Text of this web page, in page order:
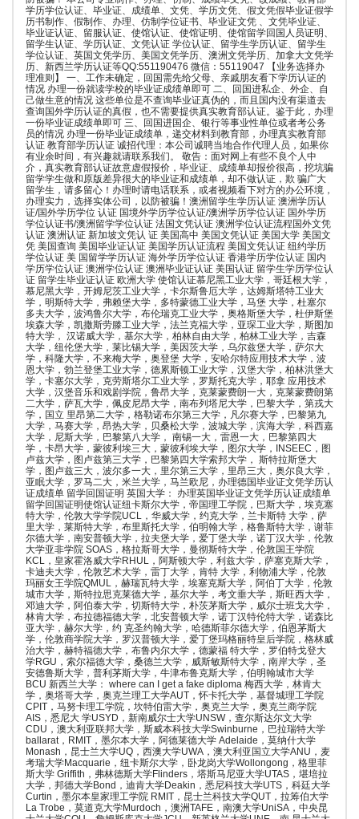
学历学位认证、毕业证、成绩单、文凭、学历文凭、假文凭假毕业证假学
历书制作、假制作、办理、仿制学位证书、毕业证文凭 、文凭毕业证、
毕业证认证、留服认证、使馆认证、使馆证明、使馆留学回国人员证明、
留学生认证、学历认证、文凭认证 学位认证、留学生学历认证、留学生
学位认证、英国文凭学历、美国文凭学历、澳洲文凭学历、加拿大文凭学
历、新西兰学历认证等QQ:551190476 微信：55119047 【业务选择办
理准则】 一、工作未确定，回国需先给父母、亲戚朋友看下学历认证的
情况 办理一份就读学校的毕业证成绩单即可 二、回国进私企、外企、自
己做生意的情况 这些单位是不查询毕业证真伪的，而且国内没有渠道去
查询国外学历认证的真假，也不需要提供真实教育部认证。鉴于此，办理
一份毕业证成绩单即可 三、回国进国企、银行等事业性单位或者考公务
员的情况 办理一份毕业证成绩单，递交材料到教育部，办理真实教育部
认证 教育部学历认证 诚招代理：本公司诚聘当地合作代理人员，如果你
有业余时间，有兴趣就请联系我们。 敬告：面对网上有些不良个人中
介，真实教育部认证故意虚假报价，毕业证、成绩单却报价很高，挖坑骗
留学学生做和原版差异很大的毕业证和成绩单，却不做认证，欺 骗广大
留学生，请多留心！办理时请电话联系，或者视频看下对方的办公环境，
办理实力，选择实体公司，以防被骗！澳洲留学生学历认证 澳洲学历认
证/国外学历学位 认证 国境外学历学位认证/澳洲学历学位认证 国外学历
学位认证书/澳洲留学学位认证 法国文凭认证 澳洲学位认证流程国外文凭
认证 澳洲认证 新加坡文凭认 证 美国高中 美国文凭认证 美国大学 美国文
凭 美国查询 美国毕业证认证 美国学历认证流程 美国文凭认证 纽约学历
学位认证 美 国留学学历认证 海外学历学位认证 香港学历学位认证 国内
学历学位认证 澳洲学位认证 澳洲毕业证认证 美国认证 留学生学历学位认
证 留学生毕业证认证 欧洲大学 使馆认证慕尼黑工业大学，哥廷根大学，
慕尼黑大学，开姆尼茨工业大学，卡尔斯鲁厄大学，达姆斯塔特工业大
学，明斯特大学，弗赖堡大学，多特蒙德工业大学，马堡 大学，杜塞尔
多夫大学，波鸿鲁尔大学，布伦瑞克工业大学，奥格斯堡大学，杜伊斯堡
埃森大学，凯撒斯劳滕工业大学，法兰克福大学，亚琛工业大学，斯图加
特大学， 汉诺威大学，基尔大学，柏林自由大学，柏林工业大学，吉森
大学，纽伦堡大学，莱比锡大学，美因茨大学，乌尔兹堡大学，萨尔大
学，科隆大学，不来梅大学，奥登堡 大学，安哈尔特应用技术大学，波
恩大学，勃兰登堡工业大学，德累斯顿工业大学，汉堡大学，柏林洪堡大
学，卡塞尔大学，克劳斯塔尔工业大学，罗斯托克大学，耶拿 应用技术
大学，汉堡音乐和戏剧学院，鲁昂大学，克莱蒙费朗一大，克莱蒙费朗第
二大学，萨瓦大学，佩皮尼昂大学，南布列塔尼大学，巴黎大学，第戎大
学，国立 里昂第二大学，格勒诺布尔第三大学，凡尔赛大学，巴黎第九
大学，马赛大学，昂热大学，贝桑松大学，波城大学，滨海大学，科西嘉
大学，尼斯大学，巴黎第八大学， 南锡一大，雷恩一大，巴黎第四大
学，卡昂大学，蒙彼利埃三大，蒙彼利埃大学，图尔大学，INSEEC，图
卢兹大学，图卢兹第三大学，巴黎第四大学索邦大学， 斯特拉斯堡大
学，图卢兹三大，波尔多一大，里尔第三大学，里昂三大，奥尔良大学，
亚眠大学，罗马二大，米兰大学，马兰欧尼，办理德国毕业证文凭学历认
证成绩单 留学回国证明 英国大学： 办理英国毕业证文凭学历认证成绩单
留学回国证明使馆认证纽卡斯尔大学，帝国理工学院，巴斯大学，埃克塞
特大学，伦敦大学学院UCL，华威大学，约克大学，兰卡斯特 大学，萨
里大学，莱斯特大学，布里斯托大学，伯明翰大学，格鲁斯特大学，谢菲
尔德大学，南安普顿大学，拉夫堡大学，爱丁堡大学，诺丁汉大学，伦敦
大学亚非学院 SOAS，格拉斯哥大学，曼彻斯特大学，伦敦国王学院
KCL，皇家霍洛威大学RHUL，阿斯顿大学，利兹大学，萨塞克斯大学，
卡迪夫大学，伦敦艺术大学，雷丁大学，肯特 大学，利物浦大学，伦敦
玛丽女王学院QMUL，赫瑞瓦特大学，埃塞克斯大学，阿伯丁大学，伦敦
城市大学，斯特拉思克莱德大学，基尔大学，考文垂大学，斯旺西大学，
邓迪大学，阿伯泰大学，切斯特大学，朴茨茅斯大学，威尔士班戈大学，
林肯大学，布拉德福德大学，北安普顿大学，诺丁汉特伦特大学，诺森比
亚大学，赫尔大学，约 克圣约翰大学，哈德斯菲尔德大学，伯恩茅斯大
学，伦敦商学院大学，罗汉普顿大学，爱丁堡玛格丽特皇后学院，格林威
治大学，赫特福德大学，布鲁内尔大学，德蒙福 特大学，罗伯特戈登大
学RGU，索尔福德大学，桑德兰大学，威斯敏斯特大学，南岸大学，圣
安德鲁斯大学，普利茅斯大学，牛津布鲁克斯大学，伯明翰城市大学
BCU 新西兰大学： where can I get a fake diploma 梅西大学，林肯大
学，奥塔哥大学，奥克兰理工大学AUT，怀卡托大学，基督城理工学院
CPIT，马努卡理工学院，坎特伯雷大学，奥克兰大学，奥克兰商学院
AIS，悉尼大 学USYD，新南威尔士大学UNSW，查尔斯达尔文大学
CDU，澳大利亚联邦大学，斯威本科技大学Swinburne，巴拉瑞特大学
ballarat，RMIT，墨尔本大学，阿德莱德大学 Adelaide，莫纳什大学
Monash，昆士兰大学UQ，西澳大学UWA，澳大利亚国立大学ANU，麦
考瑞大学Macquarie，纽卡斯尔大学，卧龙岗大学Wollongong，格里菲
斯大学 Griffith，弗林德斯大学Flinders，塔斯马尼亚大学UTAS，堪培拉
大学，邦德大学Bond，迪肯大学Deakin，悉尼科技大学UTS，科廷大学
Curtin，墨尔本皇家理工学院 RMIT，昆士兰科技大学QUT，拉筹伯大学
La Trobe，莫道克大学Murdoch，澳洲TAFE，南澳大学UniSA，中央昆